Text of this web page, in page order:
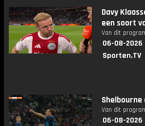
Davy
een soort
Van dit
06-08-2026
Sporten.TV
Van dit
06-08-2026